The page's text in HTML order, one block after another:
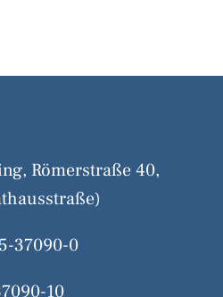
Römerstraße 40,
37090-0
10